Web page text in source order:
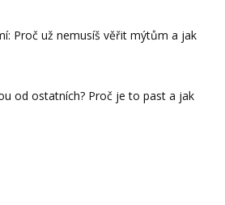
Proč už nemusíš věřit mýtům a jak
od ostatních? Proč je to past a jak